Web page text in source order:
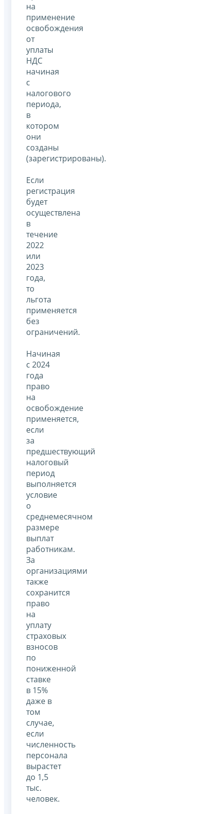
на
применение
освобождения
от
уплаты
НДС
начиная
с
налогового
периода,
в
котором
они
созданы
(зарегистрированы).
Если
регистрация
будет
осуществлена
в
течение
2022
или
2023
года,
то
льгота
применяется
без
ограничений.
Начиная
с 2024
года
право
на
освобождение
применяется,
если
за
предшествующий
налоговый
период
выполняется
условие
о
среднемесячном
размере
выплат
работникам.
За
организациями
также
сохранится
право
на
уплату
страховых
взносов
по
пониженной
ставке
в 15%
даже в
том
случае,
если
численность
персонала
вырастет
до 1,5
тыс.
человек.